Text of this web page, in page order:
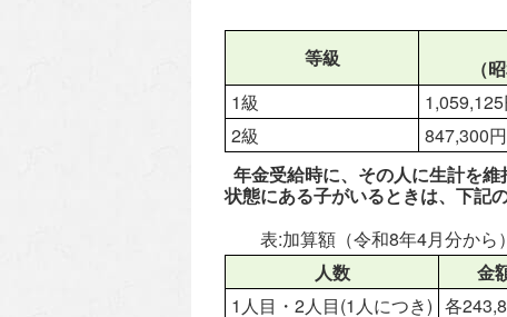
等級
（
1級
2級
847,300
年金受給時に、その人に生計を
状態にある子がいるときは、下記
表:加算額（令和8年4月分から）
人数
金
1人目・2人目(1人につき) 各